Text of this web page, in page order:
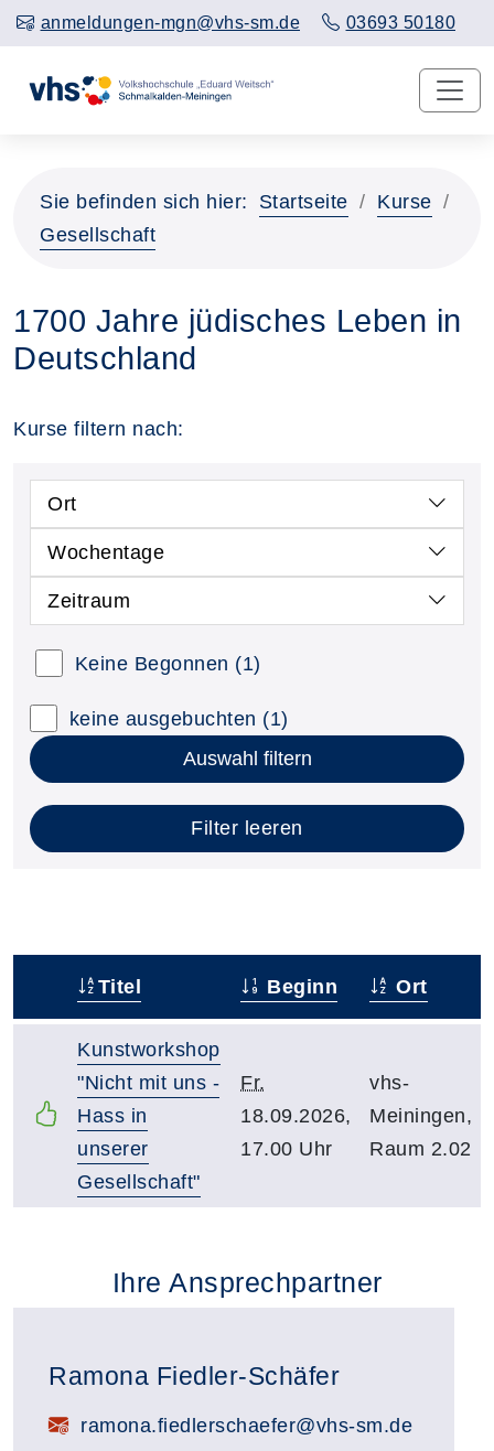
anmeldungen-mgn@vhs-sm.de 03693 50180
Sie befinden sich hier: Startseite
Kurse
Gesellschaft
1700 Jahre jüdisches Leben in
Deutschland
Kurse filtern nach:
Ort
Wochentage
Zeitraum
Keine Begonnen (1)
keine ausgebuchten (1)
Auswahl filtern
Filter leeren
Titel Beginn Ort
Kunstworkshop
"Nicht mit uns -
Hass in
unserer
Gesellschaft"
Fr.
18.09.2026,
17.00 Uhr
vhs-
Meiningen,
Raum 2.02
Ihre Ansprechpartner
Ramona Fiedler-Schäfer
E-Mail:ramona.fiedlerschaefer@vhs-sm.de